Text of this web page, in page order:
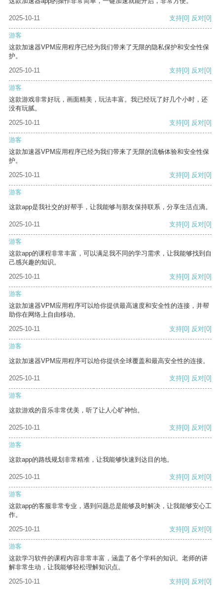
2025-10-11 支持[0] 反对[0]
游客
这款加速器VPM应用程序已经为我们带来了无限的隐私保护和安全性保
护。
2025-10-11
支持[0] 反对[0]
游客
这款游戏非常好玩，画面精美，玩法丰富。我已经玩了好几个小时，还
没有玩腻。
2025-10-11
支持[0] 反对[0]
游客
这款加速器VPM应用程序已经为我们带来了无限的流畅体验和安全性保
护。
2025-10-11
支持[0] 反对[0]
游客
这款app是我社交的好帮手，让我能够与朋友保持联系，分享生活点滴。
2025-10-11 支持[0] 反对[0]
游客
这款app的课程非常丰富，可以满足我不同的学习需求，让我能够找到自
己感兴趣的知识。
2025-10-11
支持[0] 反对[0]
游客
这款加速器VPM应用程序可以给你提供最高速度和安全性的连接，并帮
助你在网络上自由移动。
2025-10-11
支持[0] 反对[0]
游客
这款加速器VPM应用程序可以给你提供全球覆盖和最高安全性的连接。
2025-10-11 支持[0] 反对[0]
游客
这款游戏的音乐非常优美，听了让人心旷神怡。
2025-10-11 支持[0] 反对[0]
游客
这款app的路线规划非常精准，让我能够快速到达目的地。
2025-10-11 支持[0] 反对[0]
游客
这款app的客服非常专业，遇到问题总是能够及时解决，让我能够安心工
作。
2025-10-11
支持[0] 反对[0]
游客
这款学习软件的课程内容非常丰富，涵盖了各个学科的知识。老师的讲
解非常生动，让我能够轻松理解知识点。
2025-10-11
支持[0] 反对[0]